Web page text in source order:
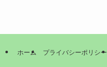
ホーム プライバシーポリシー